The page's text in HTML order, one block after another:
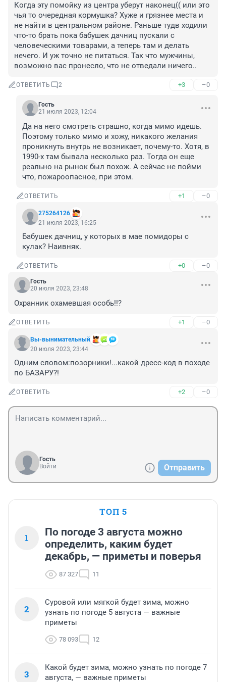
Когда эту помойку из центра уберут наконец(( или это
чья то очередная кормушка? Хуже и грязнее места и
не найти в центральном районе. Раньше тудв ходили
что-то брать пока бабушек дачниц пускали с
человеческими товарами, а теперь там и делать
нечего. И уж точно не питаться. Так что мужчины,
возможно вас пронесло, что не отведали ничего..
ОТВЕТИТЬ 2 +3 –0
Гость
21 июля 2023, 12:04
Да на него смотреть страшно, когда мимо идешь.
Поэтому только мимо и хожу, никакого желания
проникнуть внутрь не возникает, почему-то. Хотя, в
1990-х там бывала несколько раз. Тогда он еще
реально на рынок был похож. А сейчас не пойми
что, пожароопасное, при этом.
ОТВЕТИТЬ +1 –0
275264126
21 июля 2023, 16:25
Бабушек дачниц, у которых в мае помидоры с
кулак? Наивняк.
ОТВЕТИТЬ +0 –0
Гость
20 июля 2023, 23:48
Охранник охамевшая особь!!?
ОТВЕТИТЬ +1 –0
Вы-вынимательный
20 июля 2023, 23:44
Одним словом:позорники!...какой дресс-код в походе
по БАЗАРУ?!
ОТВЕТИТЬ +2 –0
Гость
Войти
Отправить
ТОП 5
1
По погоде 3 августа можно
определить, каким будет
декабрь, — приметы и поверья
87 327 11
2
Суровой или мягкой будет зима, можно
узнать по погоде 5 августа — важные
приметы
78 093 12
3
Какой будет зима, можно узнать по погоде 7
августа, — важные приметы